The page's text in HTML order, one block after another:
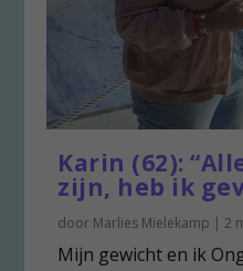
Karin (62):
zijn, heb ik
door Marlies Mielekamp |2
Mijn gewicht en ik